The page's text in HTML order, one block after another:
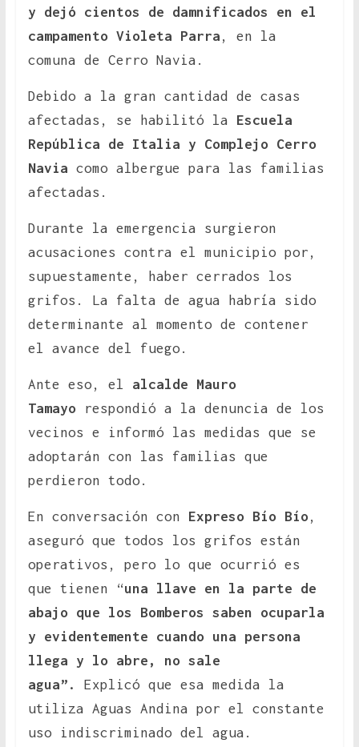
y dejó cientos de damnificados en el
campamento Violeta Parra , en la
comuna de Cerro Navia.
Debido a la gran cantidad de casas
afectadas, se habilitó la Escuela
República de Italia y Complejo Cerro
Navia como albergue para las familias
afectadas.
Durante la emergencia surgieron
acusaciones contra el municipio por,
supuestamente, haber cerrados los
grifos. La falta de agua habría sido
determinante al momento de contener
el avance del fuego.
Ante eso, el alcalde Mauro
Tamayo respondió a la denuncia de los
vecinos e informó las medidas que se
adoptarán con las familias que
perdieron todo.
En conversación con Expreso Bío Bío ,
aseguró que todos los grifos están
operativos, pero lo que ocurrió es
que tienen “una llave en la parte de
abajo que los Bomberos saben ocuparla
y evidentemente cuando una persona
llega y lo abre, no sale
agua”.
Explicó que esa medida la
utiliza Aguas Andina por el constante
uso indiscriminado del agua.